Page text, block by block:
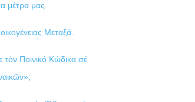
μέτρα μας.
Μεταξά.
Ποινικό Κώδικα σέ